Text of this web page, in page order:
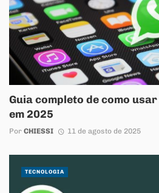
Guia completo de como
em 2025
Por CHIESSI 11 de agosto de 2025
TECNOLOGIA